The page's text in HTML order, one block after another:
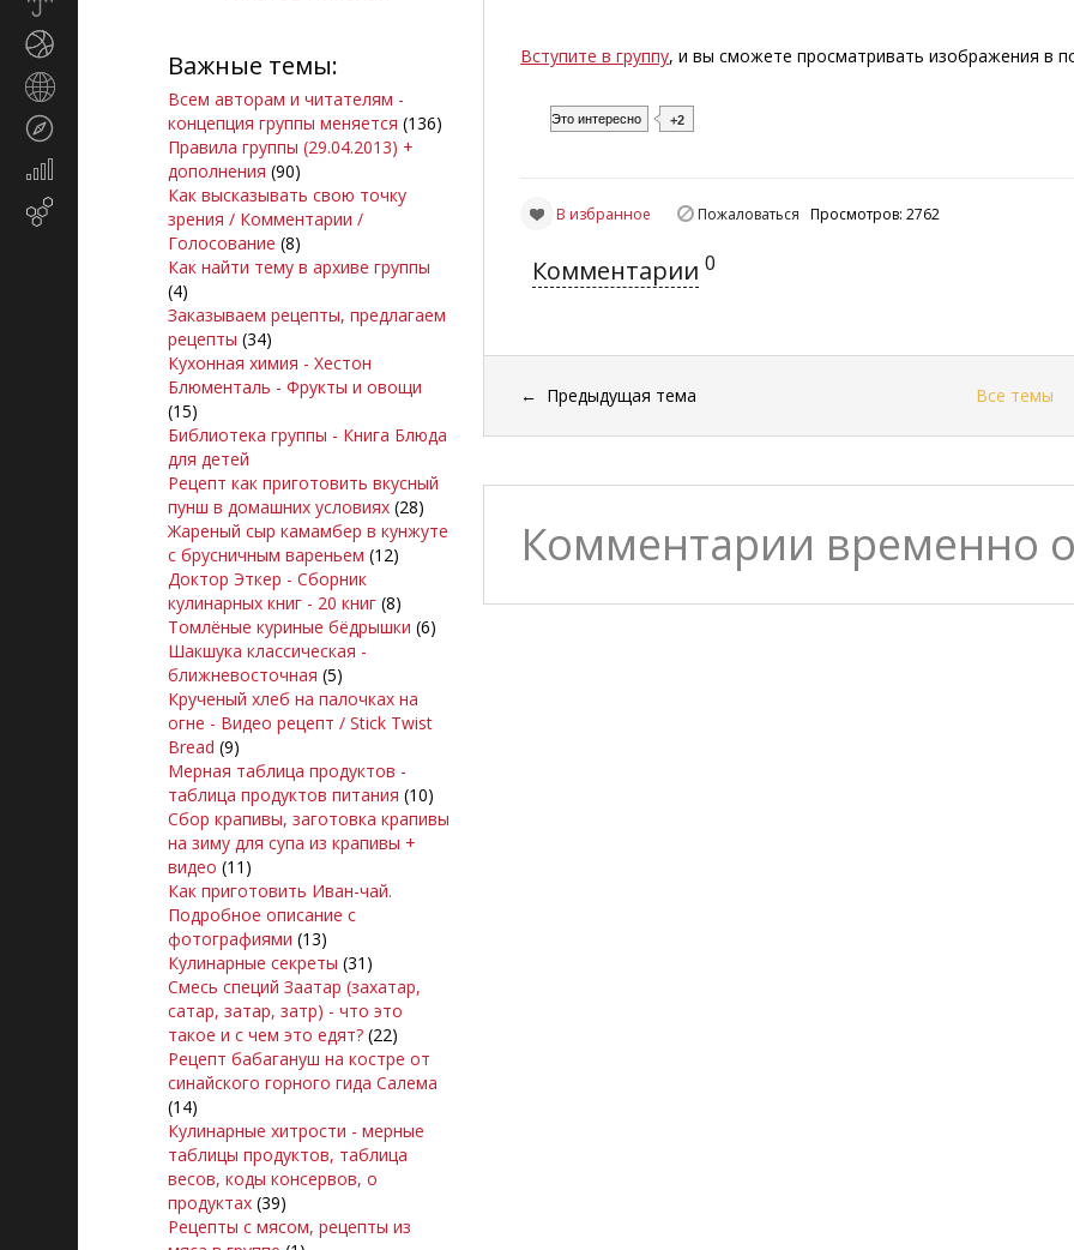
Экономика
маркетинг
Важные темы:
Всем авторам и читателям -
концепция группы меняется (136)
Правила группы (29.04.2013) +
дополнения (90)
Как высказывать свою точку
зрения / Комментарии /
Голосование (8)
Как найти тему в архиве группы
(4)
Заказываем рецепты, предлагаем
рецепты (34)
Кухонная химия - Хестон
Блюменталь - Фрукты и овощи
(15)
Библиотека группы - Книга Блюда
для детей
Рецепт как приготовить вкусный
пунш в домашних условиях (28)
Жареный сыр камамбер в кунжуте
с брусничным вареньем (12)
Доктор Эткер - Сборник
кулинарных книг - 20 книг (8)
Томлёные куриные бёдрышки (6)
Шакшука классическая -
ближневосточная (5)
Крученый хлеб на палочках на
огне - Видео рецепт / Stick Twist
Bread (9)
Мерная таблица продуктов -
таблица продуктов питания (10)
Сбор крапивы, заготовка крапивы
на зиму для супа из крапивы +
видео (11)
Как приготовить Иван-чай.
Подробное описание с
фотографиями (13)
Кулинарные секреты (31)
Смесь специй Заатар (захатар,
сатар, затар, затр) - что это
такое и с чем это едят? (22)
Рецепт бабагануш на костре от
синайского горного гида Салема
(14)
Кулинарные хитрости - мерные
таблицы продуктов, таблица
весов, коды консервов, о
продуктах (39)
Рецепты с мясом, рецепты из
Вступите в группу, и вы сможете просматривать изображения в
Это интересно +2
В избранное Пожаловаться Просмотров: 2762
Комментарии 0
← Предыдущая тема Все темы
Комментарии временно